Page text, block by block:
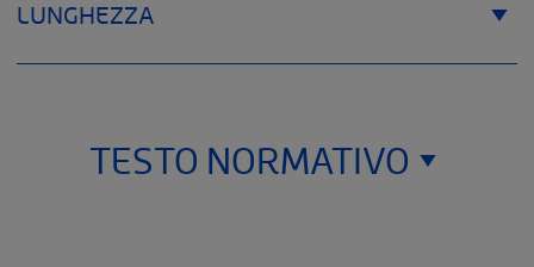
LUNGHEZZA
TESTO NORMATIVO